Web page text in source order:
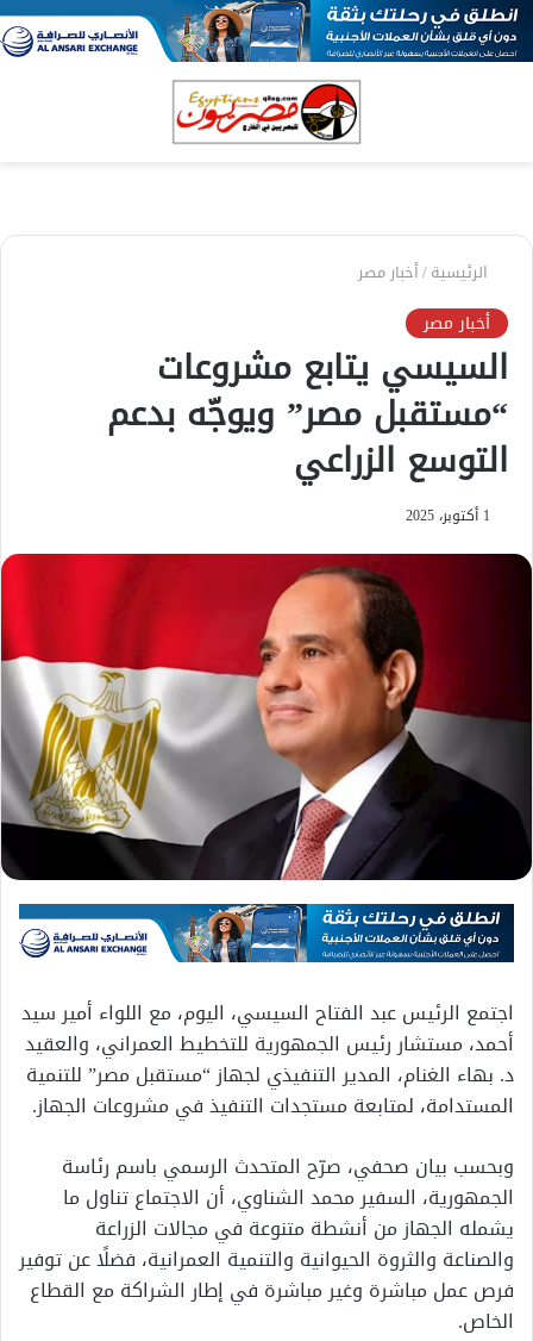
الرئيسية/أخبار مصر
أخبار مصر
السيسي يتابع مشروعات
“مستقبل مصر” ويوجّه بدعم
التوسع الزراعي
1 أكتوبر، 2025
اجتمع الرئيس عبد الفتاح السيسي، اليوم، مع اللواء أمير سيد
أحمد، مستشار رئيس الجمهورية للتخطيط العمراني، والعقيد
د. بهاء الغنام، المدير التنفيذي لجهاز “مستقبل مصر” للتنمية
المستدامة، لمتابعة مستجدات التنفيذ في مشروعات الجهاز.
وبحسب بيان صحفي، صرّح المتحدث الرسمي باسم رئاسة
الجمهورية، السفير محمد الشناوي، أن الاجتماع تناول ما
يشمله الجهاز من أنشطة متنوعة في مجالات الزراعة
والصناعة والثروة الحيوانية والتنمية العمرانية، فضلًا عن توفير
فرص عمل مباشرة وغير مباشرة في إطار الشراكة مع القطاع
الخاص.